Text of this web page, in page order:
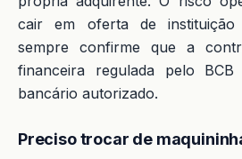
cair em oferta de
sempre confirme que a
financeira regulada pelo
bancário autorizado.
Preciso trocar de